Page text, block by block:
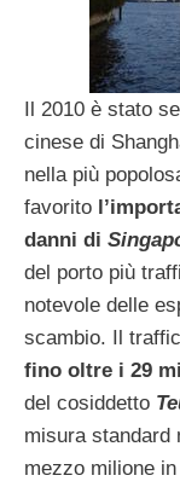
Il 2010 è stato
cinese di
nella più
favorito
danni di
del porto più
notevole delle
scambio. Il
fino oltre i 29
del cosiddetto
misura standard
mezzo milione